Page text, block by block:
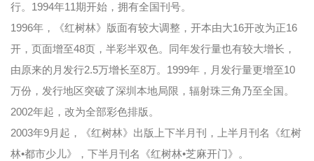
行。1994年11期开始，拥有全国刊号。
1996年，《红树林》版面有较大调整，开本由大16开改为正16
开，页面增至48页，半彩半双色。同年发行量也有较大增长，
由原来的月发行2.5万增长至8万。1999年，月发行量更增至10
万份，发行地区突破了深圳本地局限，辐射珠三角乃至全国。
2002年起，改为全部彩色排版。
2003年9月起，《红树林》出版上下半月刊，上半月刊名《红树
林•都市少儿》，下半月刊名《红树林•芝麻开门》。